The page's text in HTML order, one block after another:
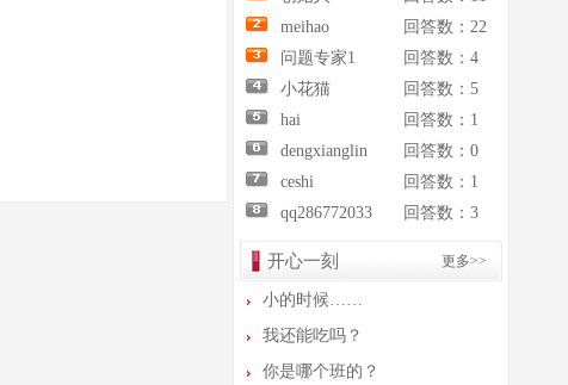
关于积分兑换问题的说明
春节到了，祝各位用户身...
热烈欢迎新老用户参与项...
请各位用户严格遵守任务...
关于积分兑换问题的说明
关于本任务在线的几点说...
春节到了，祝各位用户身...
热烈欢迎新老用户参与项...
请各位用户严格遵守任务...
meihao
回答数：22
问题专家1
回答数：4
小花猫
回答数：5
hai
回答数：1
dengxianglin
回答数：0
ceshi
回答数：1
qq286772033
回答数：3
开心一刻 更多>>
小的时候……
我还能吃吗？
你是哪个班的？